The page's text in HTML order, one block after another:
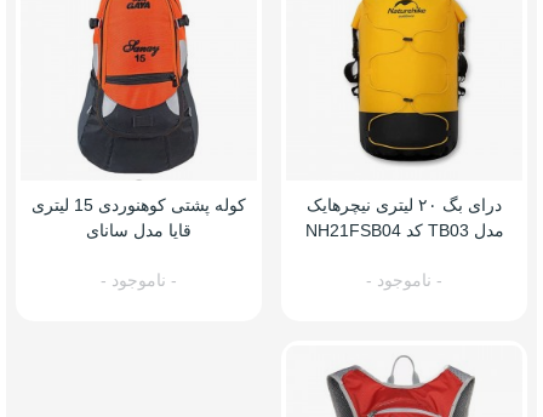
درای بگ ۲۰ لیتری نیچرهایک
مدل TB03 کد NH21FSB04
- ناموجود -
کوله پشتی کوهنوردی 15 لیتری
قایا مدل سانای
- ناموجود -